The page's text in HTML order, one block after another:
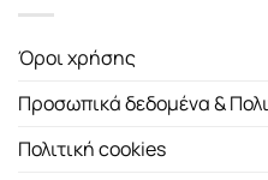
Όροι χρήσης
Προσωπικά δεδομένα &
Πολιτική cookies